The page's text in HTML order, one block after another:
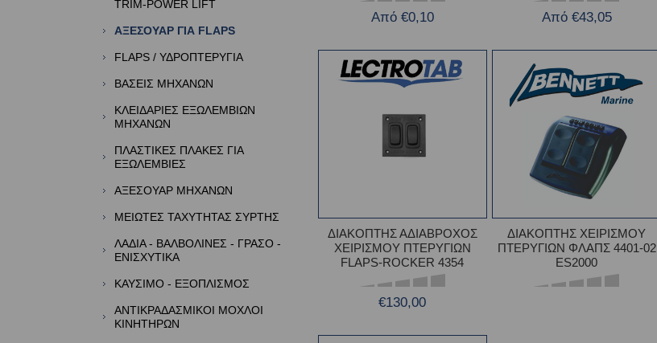
Από €0,10 Από €43,05
ΔΙΑΚΟΠΤΗΣ ΑΔΙΑΒΡΟΧΟΣ
ΧΕΙΡΙΣΜΟΥ ΠΤΕΡΥΓΙΩΝ
FLAPS-ROCKER 4354
€130,00
ΔΙΑΚΟΠΤΗΣ ΧΕΙΡΙΣΜΟΥ
ΠΤΕΡΥΓΙΩΝ ΦΛΑΠΣ 4401-02
ES2000
TRIM-POWER LIFT
ΑΞΕΣΟΥΑΡ ΓΙΑ FLAPS
FLAPS / ΥΔΡΟΠΤΕΡΥΓΙΑ
ΒΑΣΕΙΣ ΜΗΧΑΝΩΝ
ΚΛΕΙΔΑΡΙΕΣ ΕΞΩΛΕΜΒΙΩΝ
ΜΗΧΑΝΩΝ
ΠΛΑΣΤΙΚΕΣ ΠΛΑΚΕΣ ΓΙΑ
ΕΞΩΛΕΜΒΙΕΣ
ΑΞΕΣΟΥΑΡ ΜΗΧΑΝΩΝ
ΜΕΙΩΤΕΣ ΤΑΧΥΤΗΤΑΣ ΣΥΡΤΗΣ
ΛΑΔΙΑ - ΒΑΛΒΟΛΙΝΕΣ - ΓΡΑΣΟ -
ΕΝΙΣΧΥΤΙΚΑ
ΚΑΥΣΙΜΟ - ΕΞΟΠΛΙΣΜΟΣ
ΑΝΤΙΚΡΑΔΑΣΜΙΚΟΙ ΜΟΧΛΟΙ
ΚΙΝΗΤΗΡΩΝ